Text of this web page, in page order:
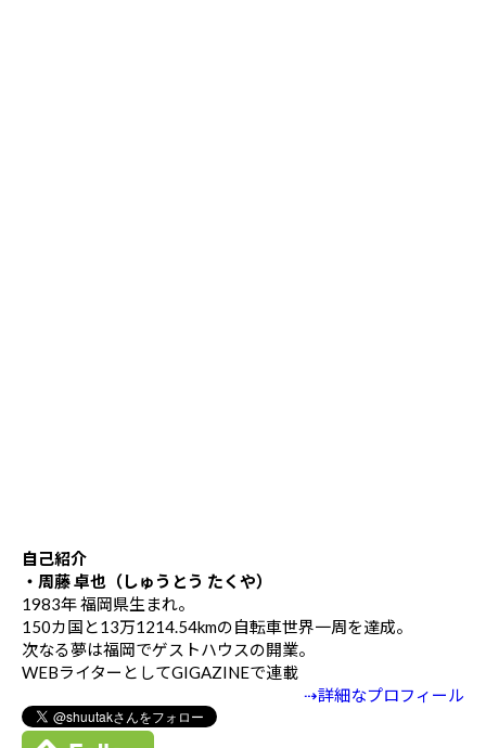
自己紹介
・周藤 卓也（しゅうとう たくや）
1983年 福岡県生まれ。
150カ国と13万1214.54kmの自転車世界一周を達成。
次なる夢は福岡でゲストハウスの開業。
WEBライターとしてGIGAZINEで連載
⇢詳細なプロフィール